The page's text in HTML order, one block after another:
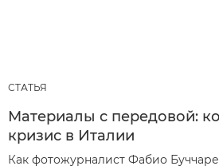
СТАТЬЯ
Материалы с передовой:
кризис в Италии
Как фотожурналист Фабио